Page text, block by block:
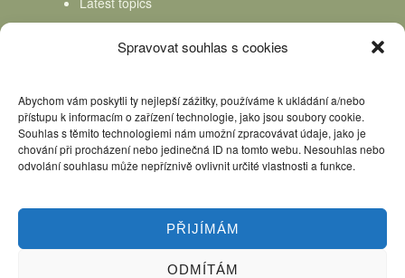
Spravovat souhlas s cookies
Abychom vám poskytli ty nejlepší zážitky, používáme k ukládání a/nebo
přístupu k informacím o zařízení technologie, jako jsou soubory cookie.
Souhlas s těmito technologiemi nám umožní zpracovávat údaje, jako je
chování při procházení nebo jedinečná ID na tomto webu. Nesouhlas nebo
odvolání souhlasu může nepříznivě ovlivnit určité vlastnosti a funkce.
PŘIJÍMÁM
ODMÍTÁM
Topics Freshness